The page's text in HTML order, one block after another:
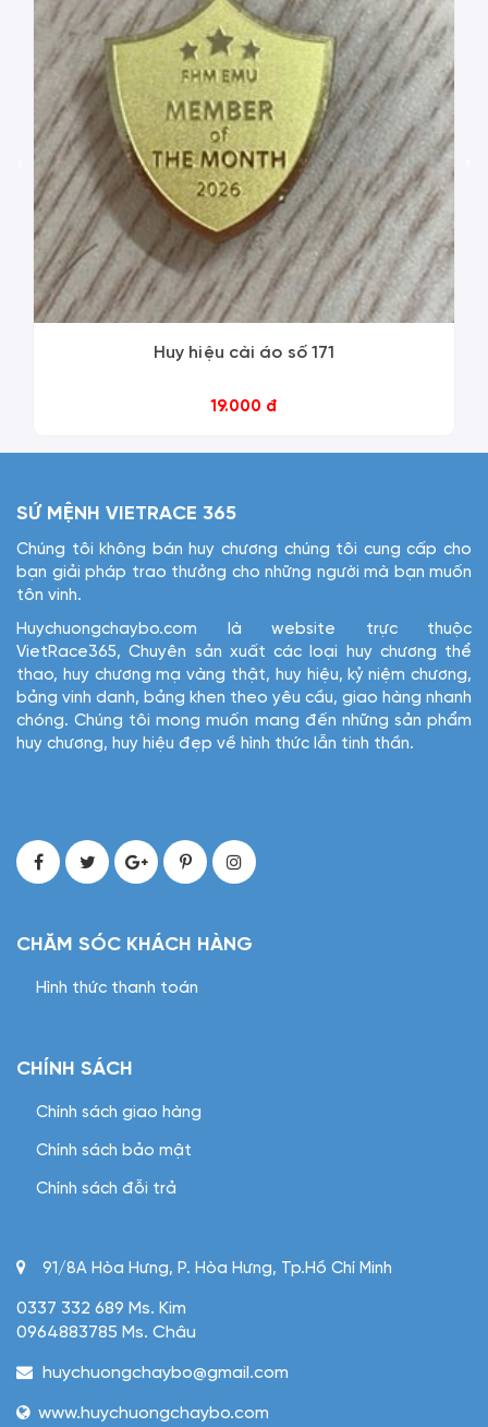
Huy hiệu cài áo số 171
19.000 đ
SỨ MỆNH VIETRACE 365
Chúng tôi không bán huy chương chúng tôi cung cấp cho
bạn giải pháp trao thưởng cho những người mà bạn muốn
tôn vinh.
Huychuongchaybo.com là website trực thuộc
VietRace365, Chuyên sản xuất các loại huy chương thể
thao, huy chương mạ vàng thật, huy hiệu, kỷ niệm chương,
bảng vinh danh, bảng khen theo yêu cầu, giao hàng nhanh
chóng. Chúng tôi mong muốn mang đến những sản phẩm
huy chương, huy hiệu đẹp về hình thức lẫn tinh thần.
CHĂM SÓC KHÁCH HÀNG
Hình thức thanh toán
CHÍNH SÁCH
Chính sách giao hàng
Chính sách bảo mật
Chính sách đỗi trả
91/8A Hòa Hưng, P. Hòa Hưng, Tp.Hồ Chí Minh
0337 332 689 Ms. Kim
0964883785 Ms. Châu
huychuongchaybo@gmail.com
www.huychuongchaybo.com